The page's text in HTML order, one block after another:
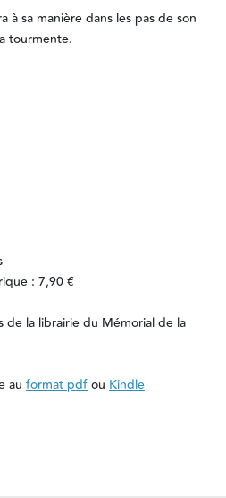
à sa manière dans les pas de son
tourmente.
: 7,90 €
de la librairie du Mémorial de la
au format pdfou Kindle